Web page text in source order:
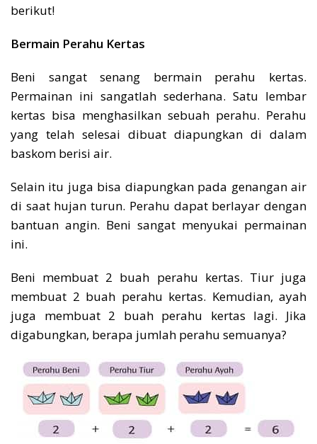
berikut!
Bermain Perahu Kertas
Beni sangat senang bermain perahu kertas.
Permainan ini sangatlah sederhana. Satu lembar
kertas bisa menghasilkan sebuah perahu. Perahu
yang telah selesai dibuat diapungkan di dalam
baskom berisi air.
Selain itu juga bisa diapungkan pada genangan air
di saat hujan turun. Perahu dapat berlayar dengan
bantuan angin. Beni sangat menyukai permainan
ini.
Beni membuat 2 buah perahu kertas. Tiur juga
membuat 2 buah perahu kertas. Kemudian, ayah
juga membuat 2 buah perahu kertas lagi. Jika
digabungkan, berapa jumlah perahu semuanya?